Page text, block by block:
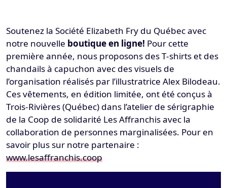
Soutenez la Société Elizabeth Fry du Québec avec
notre nouvelle boutique en ligne! Pour cette
première année, nous proposons des T-shirts et des
chandails à capuchon avec des visuels de
l’organisation réalisés par l’illustratrice Alex Bilodeau.
Ces vêtements, en édition limitée, ont été conçus à
Trois-Rivières (Québec) dans l’atelier de sérigraphie
de la Coop de solidarité Les Affranchis avec la
collaboration de personnes marginalisées. Pour en
savoir plus sur notre partenaire :
www.lesaffranchis.coop